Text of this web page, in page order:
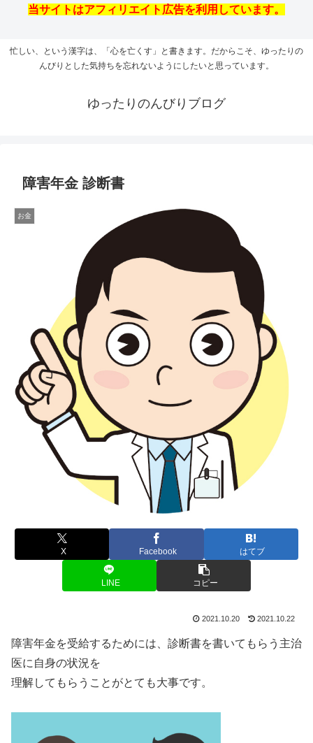
当サイトはアフィリエイト広告を利用しています。
忙しい、という漢字は、「心を亡くす」と書きます。だからこそ、ゆったりの
んびりとした気持ちを忘れないようにしたいと思っています。
ゆったりのんびりブログ
障害年金 診断書
お金
X Facebook はてブ
LINE コピー
2021.10.20 2021.10.22
障害年金を受給するためには、診断書を書いてもらう主治
医に自身の状況を
理解してもらうことがとても大事です。